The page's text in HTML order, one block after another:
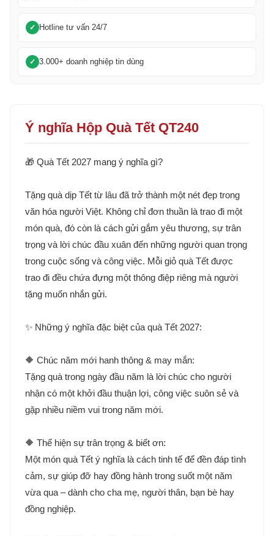
Hotline tư vấn 24/7
3.000+ doanh nghiệp tin dùng
Ý nghĩa Hộp Quà Tết QT240
🎁 Quà Tết 2027 mang ý nghĩa gì?
Tặng quà dịp Tết từ lâu đã trở thành một nét đẹp trong
văn hóa người Việt. Không chỉ đơn thuần là trao đi một
món quà, đó còn là cách gửi gắm yêu thương, sự trân
trọng và lời chúc đầu xuân đến những người quan trọng
trong cuộc sống và công việc. Mỗi giỏ quà Tết được
trao đi đều chứa đựng một thông điệp riêng mà người
tặng muốn nhắn gửi.
✨ Những ý nghĩa đặc biệt của quà Tết 2027:
🔶 Chúc năm mới hanh thông & may mắn:
Tặng quà trong ngày đầu năm là lời chúc cho người
nhận có một khởi đầu thuận lợi, công việc suôn sẻ và
gặp nhiều niềm vui trong năm mới.
🔶 Thể hiện sự trân trọng & biết ơn:
Một món quà Tết ý nghĩa là cách tinh tế để đền đáp tình
cảm, sự giúp đỡ hay đồng hành trong suốt một năm
vừa qua – dành cho cha mẹ, người thân, bạn bè hay
đồng nghiệp.